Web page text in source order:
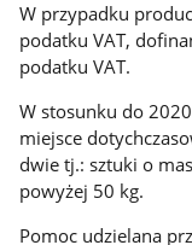
W przypadku
podatku VAT,
podatku VAT.
W stosunku do
miejsce
dwie tj.: sztuki o
powyżej 50 kg.
Pomoc udzielana